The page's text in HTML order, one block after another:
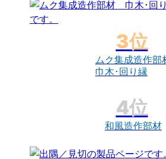
ムク集成造作部
巾木･回り縁
和風造作部材